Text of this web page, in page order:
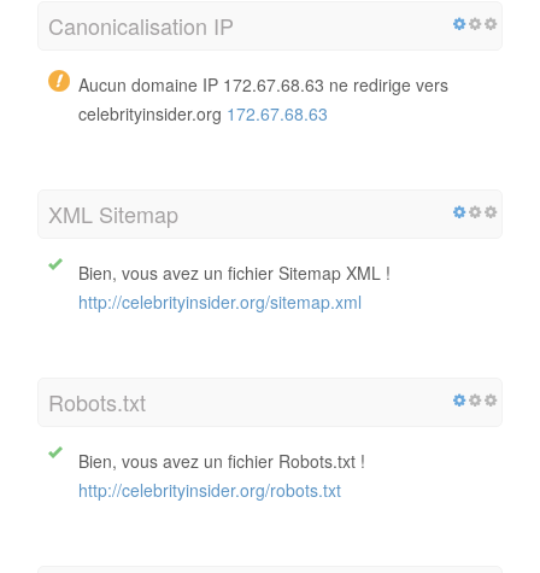
Canonicalisation IP
Aucun domaine IP 172.67.68.63 ne redirige vers
celebrityinsider.org 172.67.68.63
XML Sitemap
Bien, vous avez un fichier Sitemap XML !
http://celebrityinsider.org/sitemap.xml
Robots.txt
Bien, vous avez un fichier Robots.txt !
http://celebrityinsider.org/robots.txt